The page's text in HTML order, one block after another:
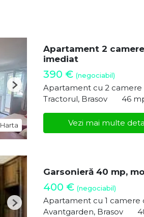
Harta
Next
Apartament 2
imediat
390 € (negociabil)
Apartament cu 2 camere
Tractorul, Brasov
46
Vezi mai multe
Next
Garsonieră 40 mp,
400 € (negociabil)
Apartament cu 1 camere
Avantgarden, Brasov